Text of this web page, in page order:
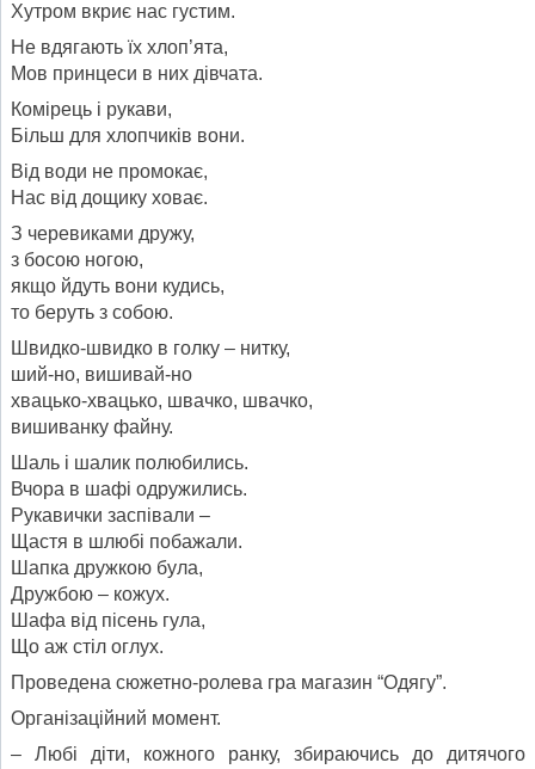
Хутром вкриє нас густим.
Не вдягають їх хлоп’ята,
Мов принцеси в них дівчата.
Комірець і рукави,
Більш для хлопчиків вони.
Від води не промокає,
Нас від дощику ховає.
З черевиками дружу,
з босою ногою,
якщо йдуть вони кудись,
то беруть з собою.
Швидко-швидко в голку – нитку,
ший-но, вишивай-но
хвацько-хвацько, швачко, швачко,
вишиванку файну.
Шаль і шалик полюбились.
Вчора в шафі одружились.
Рукавички заспівали –
Щастя в шлюбі побажали.
Шапка дружкою була,
Дружбою – кожух.
Шафа від пісень гула,
Що аж стіл оглух.
Проведена сюжетно-ролева гра магазин “Одягу”.
Організаційний момент.
– Любі діти, кожного ранку, збираючись до дитячого